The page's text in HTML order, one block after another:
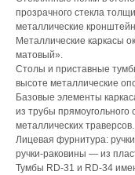
прозрачного стекла
металлические
Металлические каркасы
матовый».
Столы и приставные
высоте металлические
Базовые элементы
из трубы
металлических траверсов.
Лицевая фурнитура:
ручки-раковины — из
Тумбы RD-31 и RD-34